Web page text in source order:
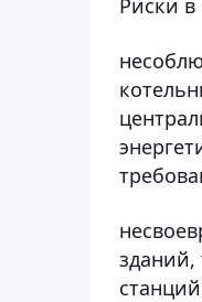
зданий,